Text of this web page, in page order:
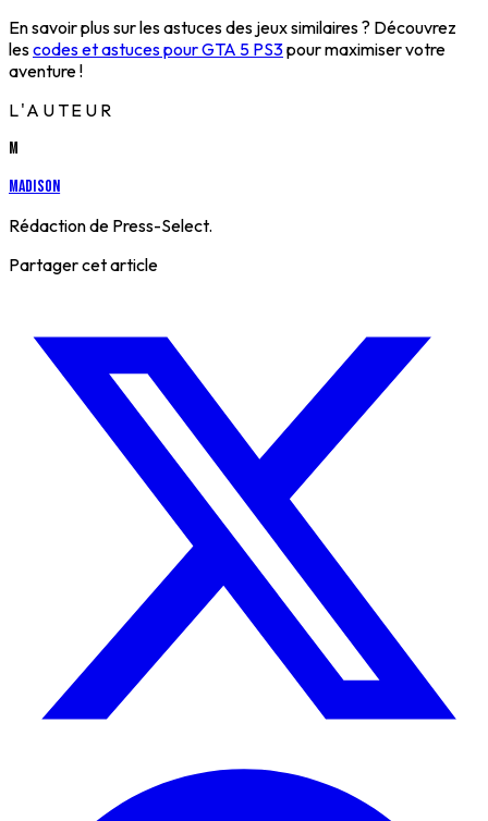
En savoir plus sur les astuces des jeux similaires ? Découvrez
lescodes et astuces pour GTA 5 PS3pour maximiser votre
aventure !
L'AUTEUR
M
Madison
Rédaction de Press-Select.
Partager cet article